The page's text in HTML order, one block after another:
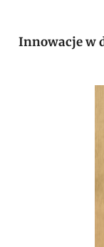
Innowacje w